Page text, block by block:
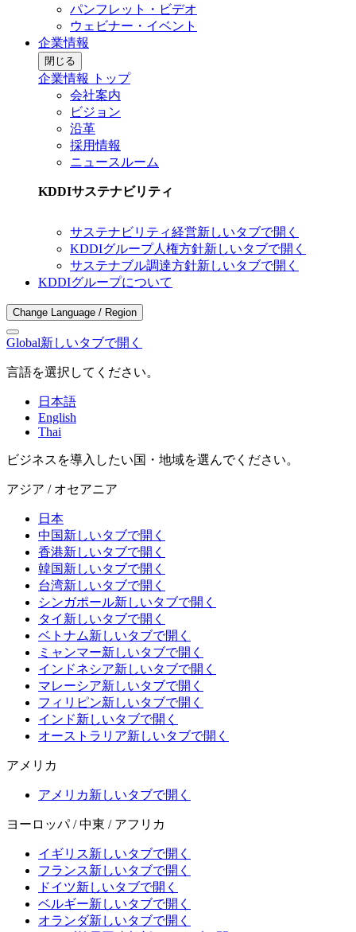
パンフレット・ビデオ
ウェビナー・イベント
企業情報
閉じる
企業情報 トップ
会社案内
ビジョン
沿革
採用情報
ニュースルーム
KDDIサステナビリティ
サステナビリティ経営新しいタブで開く
KDDIグループ人権方針新しいタブで開く
サステナブル調達方針新しいタブで開く
KDDIグループについて
Change Language / Region
Global新しいタブで開く
言語を選択してください。
日本語
English
Thai
ビジネスを導入したい国・地域を選んでください。
アジア / オセアニア
日本
中国新しいタブで開く
香港新しいタブで開く
韓国新しいタブで開く
台湾新しいタブで開く
シンガポール新しいタブで開く
タイ 新しいタブで開く
ベトナム新しいタブで開く
ミャンマー新しいタブで開く
インドネシア新しいタブで開く
マレーシア新しいタブで開く
フィリピン新しいタブで開く
インド新しいタブで開く
オーストラリア新しいタブで開く
アメリカ
アメリカ新しいタブで開く
ヨーロッパ / 中東 / アフリカ
イギリス新しいタブで開く
フランス新しいタブで開く
ドイツ新しいタブで開く
ベルギー新しいタブで開く
オランダ新しいタブで開く